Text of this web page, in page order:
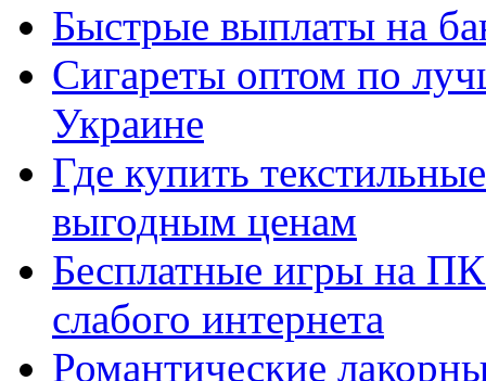
Быстрые выплаты на
Сигареты оптом по
Украине
Где купить
выгодным ценам
Бесплатные игры на
слабого интернета
Романтические